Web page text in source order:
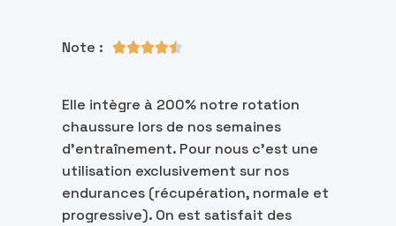
Note : 
Elle intègre à 200% notre rotation
chaussure lors de nos semaines
d’entraînement. Pour nous c’est une
utilisation exclusivement sur nos
endurances (récupération, normale et
progressive). On est satisfait des